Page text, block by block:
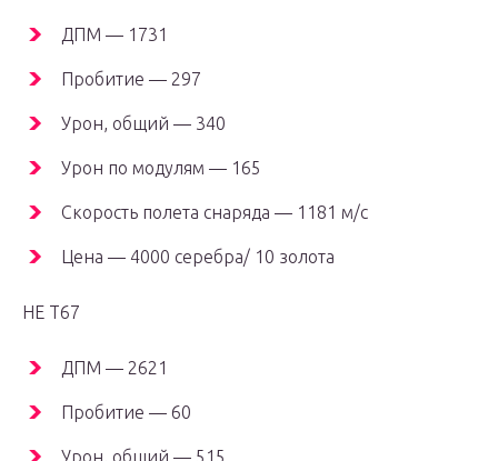
ДПМ — 1731
Пробитие — 297
Урон, общий — 340
Урон по модулям — 165
Скорость полета снаряда — 1181 м/с
Цена — 4000 серебра/ 10 золота
HE T67
ДПМ — 2621
Пробитие — 60
Урон, общий — 515